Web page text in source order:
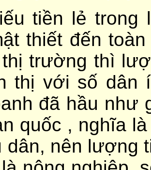
tiền lẻ trong
thiết đến
trường thì
thị với số dân
đã hầu như
quốc , nghĩa
dân, nên lượng